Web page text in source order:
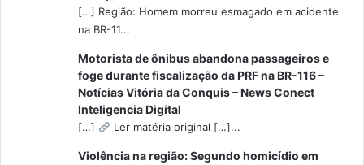
[…] Região: Homem morreu esmagado em acidente
na BR-11...
Motorista de ônibus abandona passageiros e
foge durante fiscalização da PRF na BR-116 –
Notícias Vitória da Conquis – News Conect
Inteligencia Digital
[…] Ler matéria original […]...
Violência na região: Segundo homicídio em